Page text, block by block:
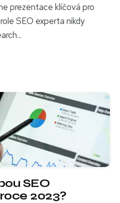
prezentace klíčová pro
SEO experta nikdy
SEO
2023?